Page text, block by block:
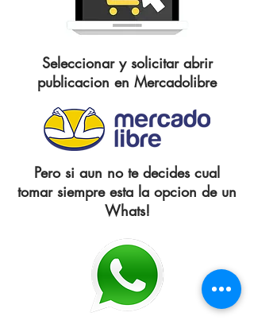
Seleccionar y solicitar abrir
publicacion en Mercadolibre
Pero si aun no te decides cual
tomar siempre esta la opcion de un
Whats!